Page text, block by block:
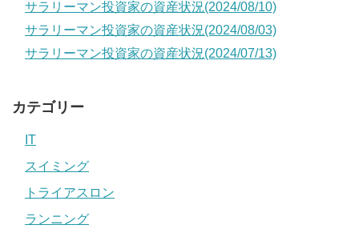
サラリーマン投資家の資産状況(2024/08/10)
サラリーマン投資家の資産状況(2024/08/03)
サラリーマン投資家の資産状況(2024/07/13)
カテゴリー
IT
スイミング
トライアスロン
ランニング